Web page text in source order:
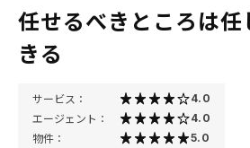
任せるべきところは任
きる
サービス： 4.0
エージェント： 4.0
物件： 5.0